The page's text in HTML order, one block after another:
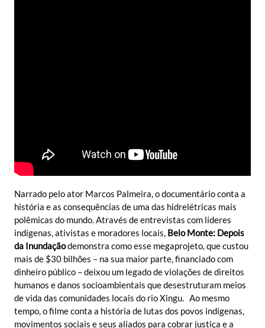
Narrado pelo ator Marcos Palmeira, o documentário conta a
história e as consequências de uma das hidrelétricas mais
polêmicas do mundo. Através de entrevistas com líderes
indígenas, ativistas e moradores locais, Belo Monte: Depois
da Inundaçãodemonstra como esse megaprojeto, que custou
mais de $30 bilhões – na sua maior parte, financiado com
dinheiro público – deixou um legado de violações de direitos
humanos e danos socioambientais que desestruturam meios
de vida das comunidades locais do rio Xingu. Ao mesmo
tempo, o filme conta a história de lutas dos povos indígenas,
movimentos sociais e seus aliados para cobrar justiça e a